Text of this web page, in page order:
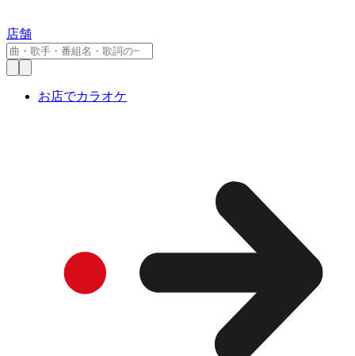
店舗
お店でカラオケ